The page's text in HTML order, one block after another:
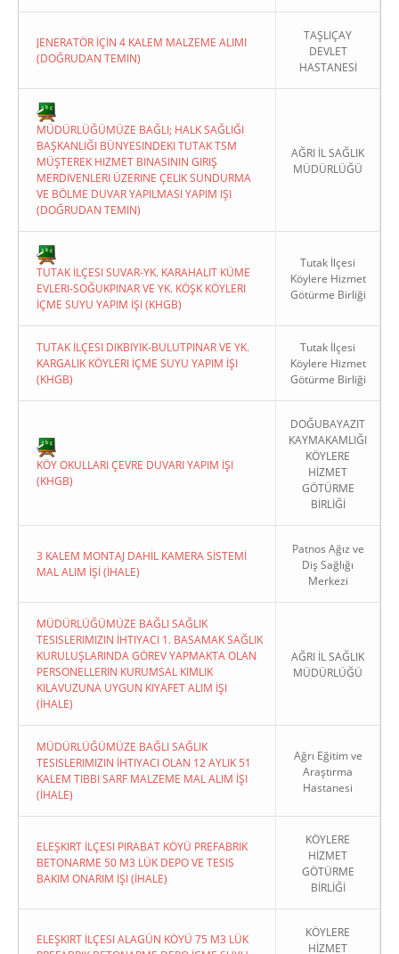
JENERATÖR İÇİN 4 KALEM MALZEME ALIMI
(DOĞRUDAN TEMIN)
TAŞLIÇAY
DEVLET
HASTANESİ
MÜDÜRLÜĞÜMÜZE BAĞLI; HALK SAĞLIĞI
BAŞKANLIĞI BÜNYESINDEKI TUTAK TSM
MÜŞTEREK HIZMET BINASININ GIRIŞ
MERDIVENLERI ÜZERINE ÇELIK SUNDURMA
VE BÖLME DUVAR YAPILMASI YAPIM IŞI
(DOĞRUDAN TEMIN)
AĞRI İL SAĞLIK
MÜDÜRLÜĞÜ
TUTAK İLÇESI SUVAR-YK. KARAHALIT KÜME
EVLERI-SOĞUKPINAR VE YK. KÖŞK KÖYLERI
İÇME SUYU YAPIM İŞI (KHGB)
Tutak İlçesi
Köylere Hizmet
Götürme Birliği
TUTAK İLÇESI DIKBIYIK-BULUTPINAR VE YK.
KARGALIK KÖYLERI İÇME SUYU YAPIM İŞI
(KHGB)
Tutak İlçesi
Köylere Hizmet
Götürme Birliği
KÖY OKULLARI ÇEVRE DUVARI YAPIM İŞI
(KHGB)
DOĞUBAYAZIT
KAYMAKAMLIĞI
KÖYLERE
HİZMET
GÖTÜRME
BİRLİĞİ
3 KALEM MONTAJ DAHİL KAMERA SİSTEMİ
MAL ALIM İŞİ (İHALE)
Patnos Ağız ve
Diş Sağlığı
Merkezi
MÜDÜRLÜĞÜMÜZE BAĞLI SAĞLIK
TESISLERIMIZIN İHTIYACI 1. BASAMAK SAĞLIK
KURULUŞLARINDA GÖREV YAPMAKTA OLAN
PERSONELLERIN KURUMSAL KIMLIK
KILAVUZUNA UYGUN KIYAFET ALIM İŞI
(İHALE)
AĞRI İL SAĞLIK
MÜDÜRLÜĞÜ
MÜDÜRLÜĞÜMÜZE BAĞLI SAĞLIK
TESISLERIMIZIN İHTIYACI OLAN 12 AYLIK 51
KALEM TIBBI SARF MALZEME MAL ALIM İŞI
(İHALE)
Ağrı Eğitim ve
Araştırma
Hastanesi
ELEŞKIRT İLÇESI PIRABAT KÖYÜ PREFABRIK
BETONARME 50 M3 LÜK DEPO VE TESIS
BAKIM ONARIM İŞI (İHALE)
KÖYLERE
HİZMET
GÖTÜRME
BİRLİĞİ
ELEŞKIRT İLÇESI ALAGÜN KÖYÜ 75 M3 LÜK
KÖYLERE
HİZMET